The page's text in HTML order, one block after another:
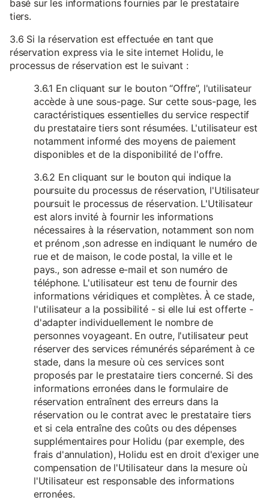
basé sur les informations fournies par le prestataire
tiers.
3.6 Si la réservation est effectuée en tant que
réservation express via le site internet Holidu, le
processus de réservation est le suivant :
3.6.1 En cliquant sur le bouton “Offre”, l'utilisateur
accède à une sous-page. Sur cette sous-page, les
caractéristiques essentielles du service respectif
du prestataire tiers sont résumées. L'utilisateur est
notamment informé des moyens de paiement
disponibles et de la disponibilité de l'offre.
3.6.2 En cliquant sur le bouton qui indique la
poursuite du processus de réservation, l'Utilisateur
poursuit le processus de réservation. L'Utilisateur
est alors invité à fournir les informations
nécessaires à la réservation, notamment son nom
et prénom ,son adresse en indiquant le numéro de
rue et de maison, le code postal, la ville et le
pays., son adresse e-mail et son numéro de
téléphone. L'utilisateur est tenu de fournir des
informations véridiques et complètes. À ce stade,
l'utilisateur a la possibilité - si elle lui est offerte -
d'adapter individuellement le nombre de
personnes voyageant. En outre, l'utilisateur peut
réserver des services rémunérés séparément à ce
stade, dans la mesure où ces services sont
proposés par le prestataire tiers concerné. Si des
informations erronées dans le formulaire de
réservation entraînent des erreurs dans la
réservation ou le contrat avec le prestataire tiers
et si cela entraîne des coûts ou des dépenses
supplémentaires pour Holidu (par exemple, des
frais d'annulation), Holidu est en droit d'exiger une
compensation de l'Utilisateur dans la mesure où
l'Utilisateur est responsable des informations
erronées.